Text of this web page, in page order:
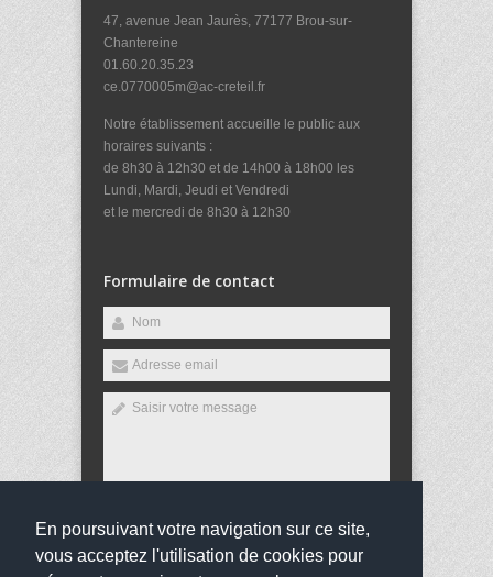
En poursuivant votre navigation sur ce site,
vous acceptez l'utilisation de cookies pour
47, avenue Jean Jaurès, 77177 Brou-sur-
Chantereine
01.60.20.35.23
ce.0770005m@ac-creteil.fr
Notre établissement accueille le public aux
horaires suivants :
de 8h30 à 12h30 et de 14h00 à 18h00 les
Lundi, Mardi, Jeudi et Vendredi
et le mercredi de 8h30 à 12h30
Formulaire de contact
Envoyer